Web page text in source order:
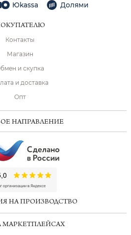
Юkassa Долями
Контакты
Магазин
и скупка
и доставка
Опт
НАПРАВЛЕНИЕ
НА ПРОИЗВОДСТВО
МАРКЕТПЛЕЙСАХ